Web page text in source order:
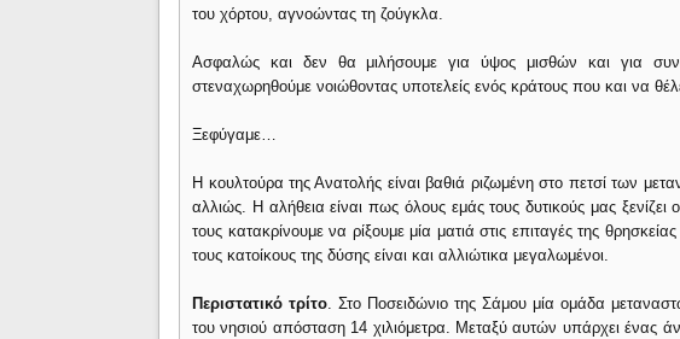
του χόρτου, αγνοώντας τη ζούγκλα.
Ασφαλώς και δεν θα μιλήσουμε για ύψος μισθών και για
στεναχωρηθούμε νοιώθοντας υποτελείς ενός κράτους που και να
Ξεφύγαμε…
Η κουλτούρα της Ανατολής είναι βαθιά ριζωμένη στο πετσί των
αλλιώς. Η αλήθεια είναι πως όλους εμάς τους δυτικούς μας
τους κατακρίνουμε να ρίξουμε μία ματιά στις επιταγές της
τους κατοίκους της δύσης είναι και αλλιώτικα μεγαλωμένοι.
Περιστατικό τρίτο. Στο Ποσειδώνιο της Σάμου μία ομάδα
του νησιού απόσταση 14 χιλιόμετρα. Μεταξύ αυτών υπάρχει ένας